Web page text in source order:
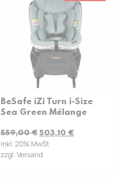
BeSafe iZi Turn i-Size
Sea Green Mélange
559,00€ 503,10 €
inkl. 20% MwSt
zzgl. Versand